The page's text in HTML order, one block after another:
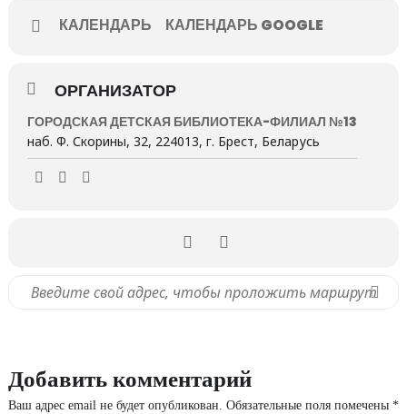
КАЛЕНДАРЬ КАЛЕНДАРЬ GOOGLE
ОРГАНИЗАТОР
ГОРОДСКАЯ ДЕТСКАЯ БИБЛИОТЕКА-ФИЛИАЛ №13
наб. Ф. Скорины, 32, 224013, г. Брест, Беларусь
Добавить комментарий
Ваш адрес email не будет опубликован. Обязательные поля помечены *